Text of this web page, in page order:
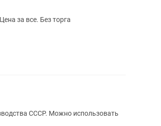
за все. Без торга
СССР. Можно использовать